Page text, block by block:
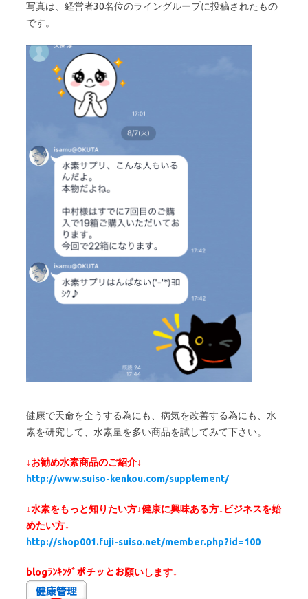
写真は、経営者30名位のライングループに投稿されたもの
です。
健康で天命を全うする為にも、病気を改善する為にも、水
素を研究して、水素量を多い商品を試してみて下さい。
↓お勧め水素商品のご紹介↓
http://www.suiso-kenkou.com/supplement/
↓水素をもっと知りたい方↓健康に興味ある方↓ビジネスを始
めたい方↓
http://shop001.fuji-suiso.net/member.php?id=100
blogﾗﾝｷﾝｸﾞポチッとお願いします↓